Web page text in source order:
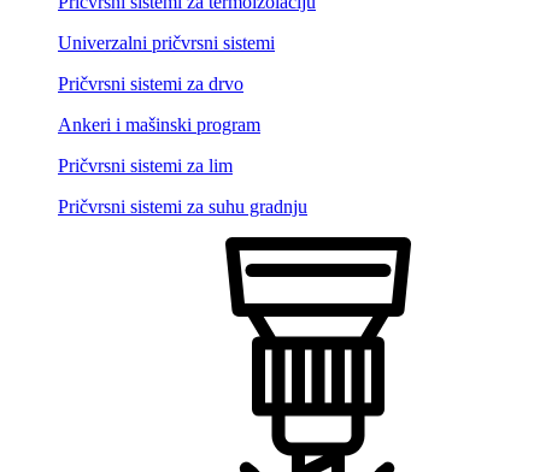
Univerzalni pričvrsni sistemi
Pričvrsni sistemi za drvo
Ankeri i mašinski program
Pričvrsni sistemi za lim
Pričvrsni sistemi za suhu gradnju